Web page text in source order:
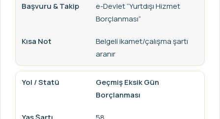
e-Devlet “Yurtdışı Hizmet
Borçlanması”
Belgeli ikamet/çalışma şartı
aranır
Geçmiş Eksik Gün
Borçlanması